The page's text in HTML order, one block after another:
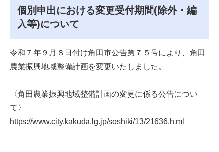
個別申出における変更受付期間(除外・編
入等)について
令和７年９月８日付け角田市公告第７５号により、角田
農業振興地域整備計画を変更いたしました。
〈角田農業振興地域整備計画の変更に係る公告につい
て〉
https://www.city.kakuda.lg.jp/soshiki/13/21636.html